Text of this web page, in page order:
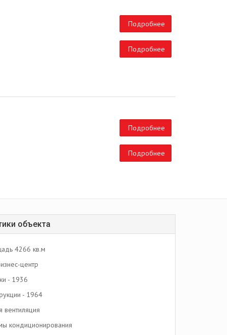
Подробнее
Подробнее
Подробнее
Подробнее
объекта
4266 кв.м
центр
- 1936
- 1964
вентиляция
кондиционирования